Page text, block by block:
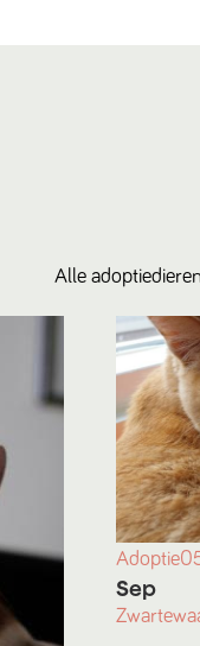
Alle adoptiedieren
Adoptie
Sep